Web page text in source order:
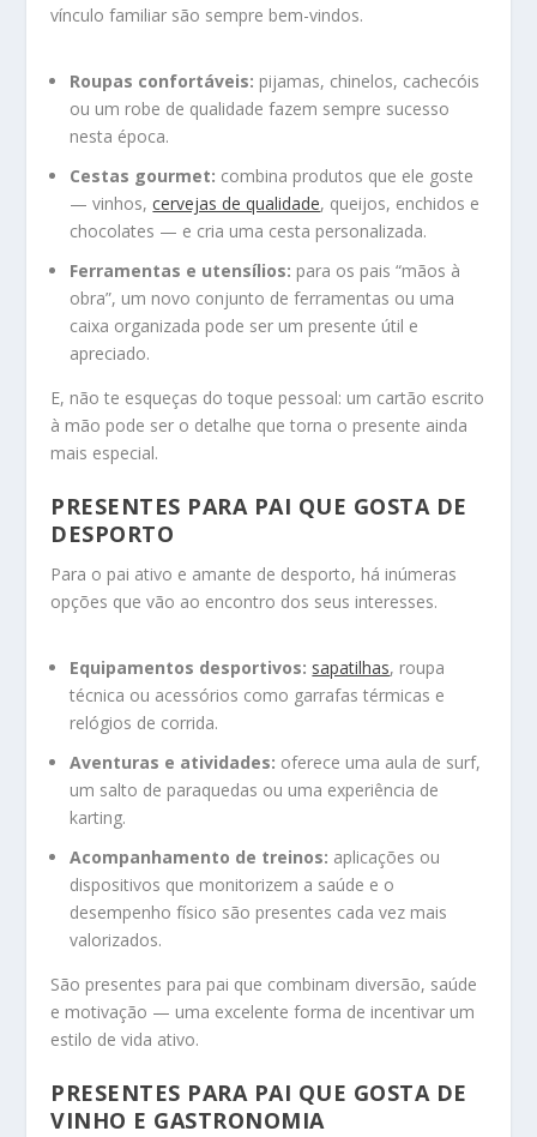
vínculo familiar são sempre bem-vindos.
Roupas confortáveis: pijamas, chinelos, cachecóis
ou um robe de qualidade fazem sempre sucesso
nesta época.
Cestas gourmet: combina produtos que ele goste
— vinhos,cervejas de qualidade, queijos, enchidos e
chocolates — e cria uma cesta personalizada.
Ferramentas e utensílios: para os pais “mãos à
obra”, um novo conjunto de ferramentas ou uma
caixa organizada pode ser um presente útil e
apreciado.
E, não te esqueças do toque pessoal: um cartão escrito
à mão pode ser o detalhe que torna o presente ainda
mais especial.
PRESENTES PARA PAI QUE GOSTA DE
DESPORTO
Para o pai ativo e amante de desporto, há inúmeras
opções que vão ao encontro dos seus interesses.
Equipamentos desportivos: sapatilhas, roupa
técnica ou acessórios como garrafas térmicas e
relógios de corrida.
Aventuras e atividades: oferece uma aula de surf,
um salto de paraquedas ou uma experiência de
karting.
Acompanhamento de treinos: aplicações ou
dispositivos que monitorizem a saúde e o
desempenho físico são presentes cada vez mais
valorizados.
São presentes para pai que combinam diversão, saúde
e motivação — uma excelente forma de incentivar um
estilo de vida ativo.
PRESENTES PARA PAI QUE GOSTA DE
VINHO E GASTRONOMIA